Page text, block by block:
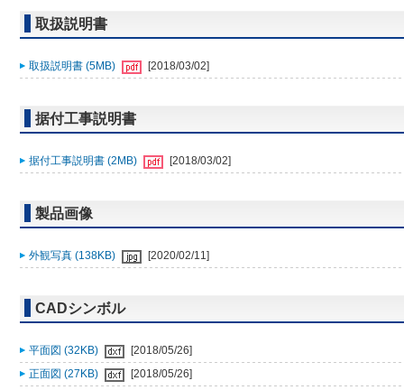
取扱説明書
取扱説明書 (5MB) [2018/03/02]
据付工事説明書
据付工事説明書 (2MB) [2018/03/02]
製品画像
外観写真 (138KB) [2020/02/11]
CADシンボル
平面図 (32KB)
[2018/05/26]
正面図 (27KB)
[2018/05/26]